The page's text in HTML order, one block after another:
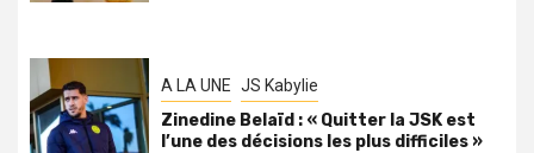
A LA UNE JS Kabylie
Zinedine Belaïd : « Quitter la JSK est
l’une des décisions les plus difficiles »